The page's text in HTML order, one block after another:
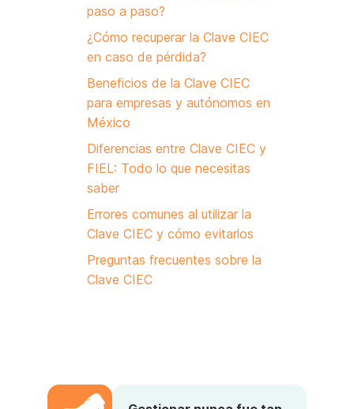
paso a paso?
¿Cómo recuperar la Clave CIEC
en caso de pérdida?
Beneficios de la Clave CIEC
para empresas y autónomos en
México
Diferencias entre Clave CIEC y
FIEL: Todo lo que necesitas
saber
Errores comunes al utilizar la
Clave CIEC y cómo evitarlos
Preguntas frecuentes sobre la
Clave CIEC